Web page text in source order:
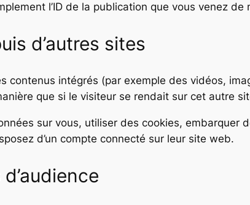
l’ID de la publication que vous venez de
d’autres sites
contenus intégrés (par exemple des vidéos,
que si le visiteur se rendait sur cet autre
sur vous, utiliser des cookies, embarquer
d’un compte connecté sur leur site web.